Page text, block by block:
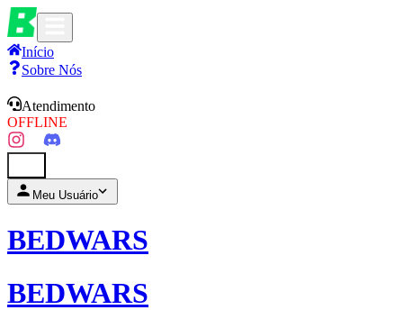
Início
Sobre Nós
Atendimento
OFFLINE
Meu Usuário
BEDWARS
BEDWARS